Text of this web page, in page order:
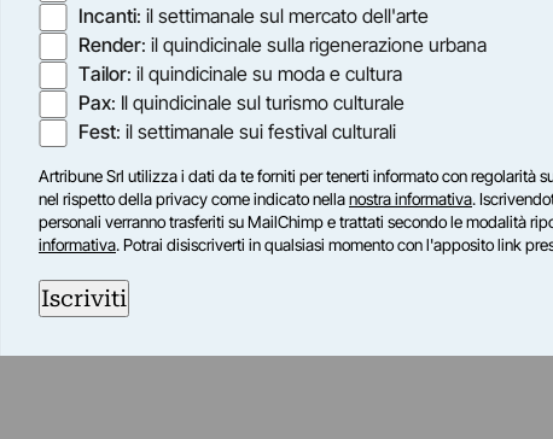
Incanti: il settimanale sul mercato dell'arte
Render: il quindicinale sulla rigenerazione urbana
Tailor: il quindicinale su moda e cultura
Pax: Il quindicinale sul turismo culturale
Fest: il settimanale sui festival culturali
Artribune Srl utilizza i dati da te forniti per tenerti informato con regolarità
nel rispetto della privacy come indicato nellanostra informativa.
personali verranno trasferiti su MailChimp e trattati secondo le modalità
informativa. Potrai disiscriverti in qualsiasi momento con l'apposito link
Iscriviti